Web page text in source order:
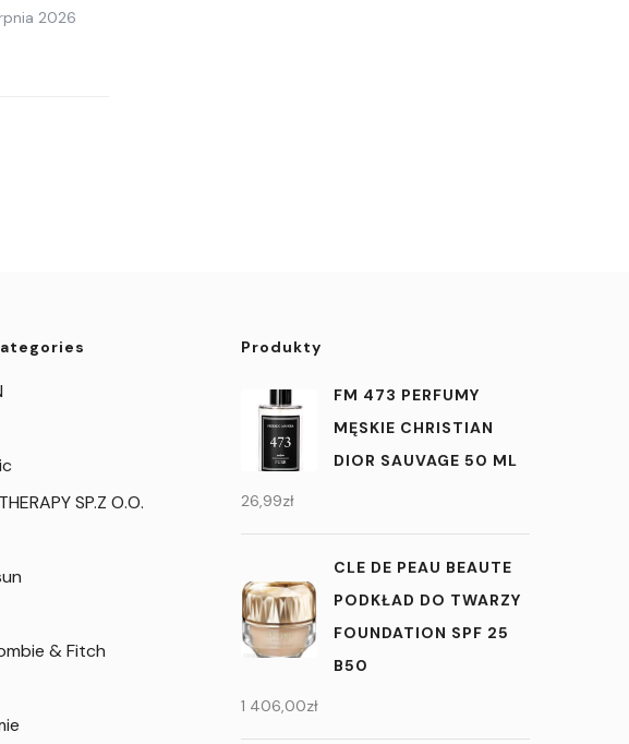
2026
SP.Z O.O.
& Fitch
Produkty
FM 473 PERFUMY
MĘSKIE CHRISTIAN
DIOR SAUVAGE 50 ML
26,99zł
CLE DE PEAU BEAUTE
PODKŁAD DO TWARZY
FOUNDATION SPF 25
B50
1 406,00zł